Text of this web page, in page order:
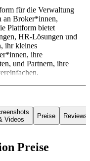
für die Verwaltung
an Broker*innen,
Plattform bietet
HR-Lösungen und
ihr kleines
ihre
und Partnern, ihre
Videos
Preise Reviews
Preise